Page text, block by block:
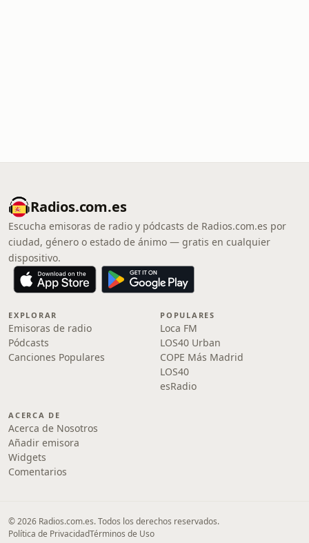
Radios.com.es
Escucha emisoras de radio y pódcasts de Radios.com.es por
ciudad, género o estado de ánimo — gratis en cualquier
dispositivo.
EXPLORAR
Emisoras de radio
Pódcasts
Canciones Populares
POPULARES
Loca FM
LOS40 Urban
COPE Más Madrid
LOS40
esRadio
ACERCA DE
Acerca de Nosotros
Añadir emisora
Widgets
Comentarios
© 2026 Radios.com.es. Todos los derechos reservados.
Política de PrivacidadTérminos de Uso